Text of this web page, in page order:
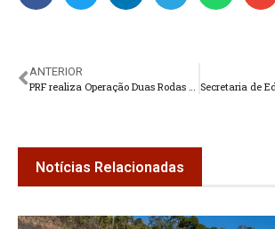
ANTERIOR
PRF realiza Operação Duas Rodas em Teresópolis
Notícias Relacionadas